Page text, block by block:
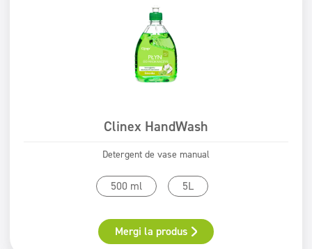
Clinex HandWash
Detergent de vase manual
500 ml 5L
Mergi la produs